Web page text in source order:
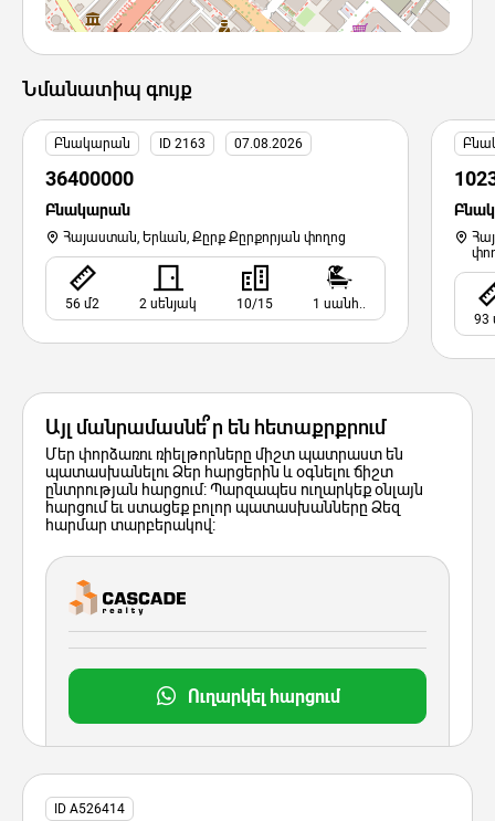
Նմանատիպ գույք
Բնակարան ID 2163 07.08.2026
36400000
Բնակարան
Հայաստան, Երևան, Քըրք Քըրքորյան փողոց
56 մ2 2 սենյակ 10/15 1 սանհ..
93
Այլ մանրամասնե՞ր են հետաքրքրում
Մեր փորձառու ռիելթորները միշտ պատրաստ են
պատասխանելու Ձեր հարցերին և օգնելու ճիշտ
ընտրության հարցում: Պարզապես ուղարկեք օնլայն
հարցում եւ ստացեք բոլոր պատասխանները Ձեզ
հարմար տարբերակով:
Ուղարկել հարցում
ID A526414